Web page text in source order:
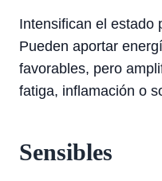
Intensifican el estado
Pueden aportar
favorables, pero
fatiga, inflamación o
Sensibles